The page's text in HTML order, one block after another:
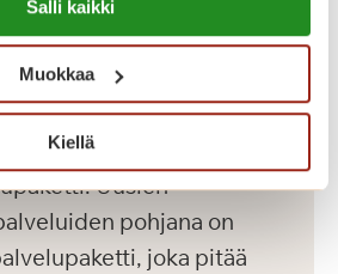
Salli kaikki
Muokkaa
Kiellä
Asumiskuluun
vuokra sekä yhteiset
talon oma ravintola,
kuntosali ja
Kaikilla asukkailla on
Uusien
pohjana on
joka pitää